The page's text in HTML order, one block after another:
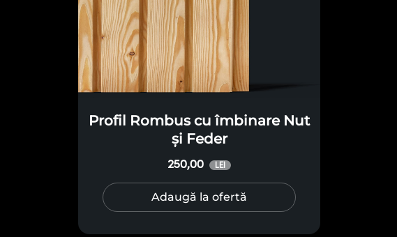
Profil Rombus cu îmbinare Nut
și Feder
250,00 LEI
Adaugă la ofertă